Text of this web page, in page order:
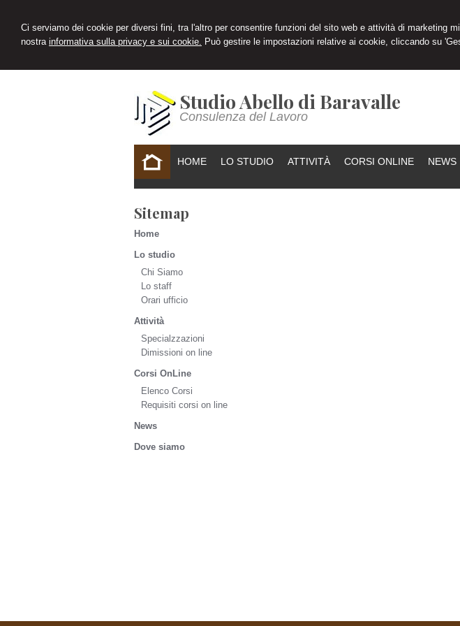
Ci serviamo dei cookie per diversi fini, tra l'altro per consentire funzioni del sito web e attività di marketing
nostra informativa sulla privacy e sui cookie. Può gestire le impostazioni relative ai cookie, cliccando su
Studio Abello di Baravalle
Consulenza del Lavoro
HOME LO STUDIO ATTIVITÀ CORSI ONLINE NEWS
Sitemap
Home
Lo studio
Chi Siamo
Lo staff
Orari ufficio
Attività
Specialzzazioni
Dimissioni on line
Corsi OnLine
Elenco Corsi
Requisiti corsi on line
News
Dove siamo